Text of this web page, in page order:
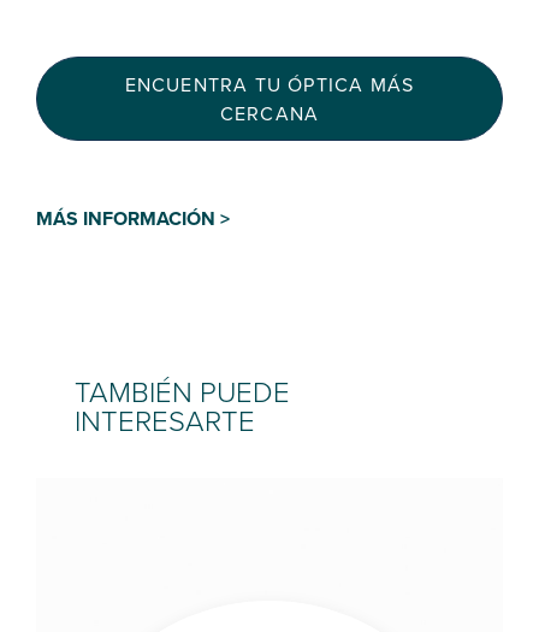
ENCUENTRA TU ÓPTICA MÁS
CERCANA
MÁS INFORMACIÓN >
TAMBIÉN PUEDE
INTERESARTE